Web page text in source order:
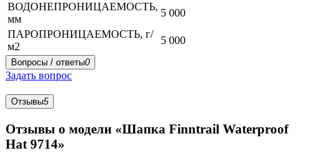
ВОДОНЕПРОНИЦАЕМОСТЬ,
мм
5 000
ПАРОПРОНИЦАЕМОСТЬ, г/
м2
5 000
Вопросы / ответы0
Задать вопрос
Отзывы5
Отзывы о модели «Шапка Finntrail Waterproof
Hat 9714»